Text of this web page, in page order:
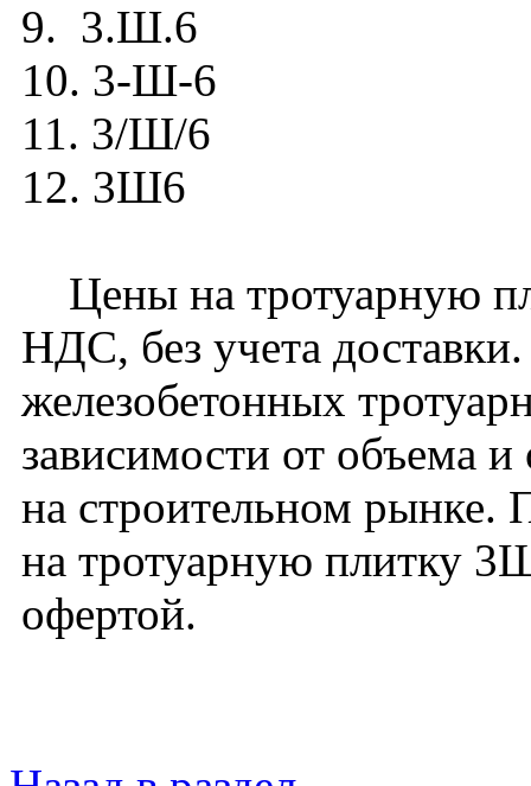
9. 3.Ш.6
10. 3-Ш-6
11. 3/Ш/6
12. 3Ш6
Цены на тротуарную
НДС, без учета
железобетонных
зависимости от объема
на строительном рынке.
на тротуарную плитку
офертой.